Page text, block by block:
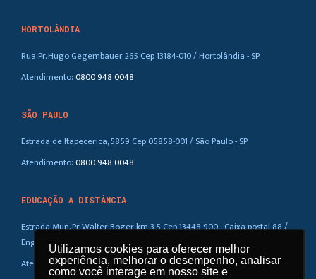
Utilizamos cookies para oferecer melhor
experiência, melhorar o desempenho, analisar
como você interage em nosso site e
Utilizamos cookies para oferecer melhor
experiência, melhorar o desempenho, analisar
como você interage em nosso site e
HORTOLÂNDIA
Rua Pr. Hugo Gegembauer, 265 Cep 13184-010 / Hortolândia - SP
Atendimento:0800 948 0048
SÃO PAULO
Estrada de Itapecerica, 5859 Cep 05858-001 / São Paulo - SP
Atendimento:0800 948 0048
EDUCAÇÃO A DISTÂNCIA
Estrada Mun. Pr. Walter Boger, km 3,5 Cep 13448-900 - Caixa postal 88 /
Eng. Coelho – SP
Atendimento:0800 948 0048